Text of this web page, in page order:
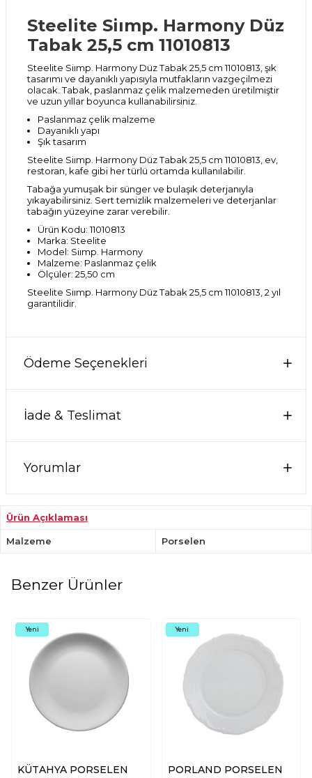
Steelite Siımp. Harmony Düz
Tabak 25,5 cm 11010813
Steelite Siımp. Harmony Düz Tabak 25,5 cm 11010813, şık
tasarımı ve dayanıklı yapısıyla mutfakların vazgeçilmezi
olacak. Tabak, paslanmaz çelik malzemeden üretilmiştir
ve uzun yıllar boyunca kullanabilirsiniz.
Paslanmaz çelik malzeme
Dayanıklı yapı
Şık tasarım
Steelite Siımp. Harmony Düz Tabak 25,5 cm 11010813, ev,
restoran, kafe gibi her türlü ortamda kullanılabilir.
Tabağa yumuşak bir sünger ve bulaşık deterjanıyla
yıkayabilirsiniz. Sert temizlik malzemeleri ve deterjanlar
tabağın yüzeyine zarar verebilir.
Ürün Kodu: 11010813
Marka: Steelite
Model: Siımp. Harmony
Malzeme: Paslanmaz çelik
Ölçüler: 25,50 cm
Steelite Siımp. Harmony Düz Tabak 25,5 cm 11010813, 2 yıl
garantilidir.
Ödeme Seçenekleri
İade & Teslimat
Yorumlar
Ürün Açıklaması
Malzeme Porselen
Benzer Ürünler
Yeni
KÜTAHYA PORSELEN
Yeni
PORLAND PORSELEN